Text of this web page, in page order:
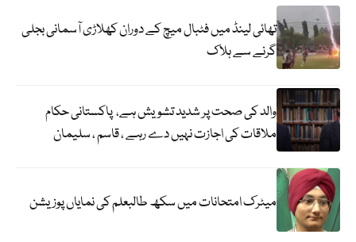
تھائی لینڈ میں فٹبال میچ کے دوران کھلاڑی آسمانی بجلی
گرنے سے ہلاک
والد کی صحت پر شدید تشویش ہے، پاکستانی حکام
ملاقات کی اجازت نہیں دے رہے ، قاسم ، سلیمان
میٹرک امتحانات میں سکھ طالبعلم کی نمایاں پوزیشن